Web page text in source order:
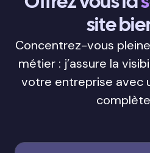
site
Concentrez-vous
métier : j’assure la
votre entreprise avec